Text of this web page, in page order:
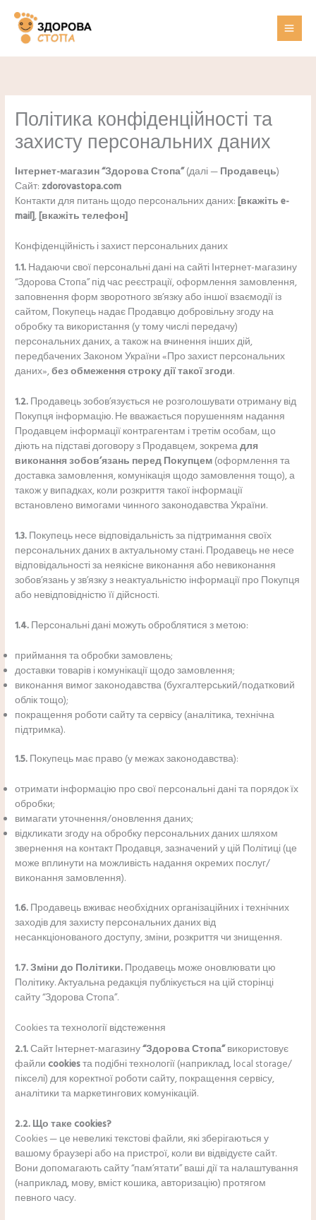
вмісту
Політика конфіденційності та
захисту персональних даних
Інтернет-магазин “Здорова Стопа”(далі —Продавець)
Сайт: zdorovastopa.com
Контакти для питань щодо персональних даних: [вкажіть e-
mail],[вкажіть телефон]
Конфіденційність і захист персональних даних
1.1.Надаючи свої персональні дані на сайті Інтернет-магазину
“Здорова Стопа” під час реєстрації, оформлення замовлення,
заповнення форм зворотного зв’язку або іншої взаємодії із
сайтом, Покупець надає Продавцю добровільну згоду на
обробку та використання (у тому числі передачу)
персональних даних, а також на вчинення інших дій,
передбачених Законом України «Про захист персональних
даних»,без обмеження строку дії такої згоди.
1.2.Продавець зобов’язується не розголошувати отриману від
Покупця інформацію. Не вважається порушенням надання
Продавцем інформації контрагентам і третім особам, що
діють на підставі договору з Продавцем, зокремадля
виконання зобов’язань перед Покупцем(оформлення та
доставка замовлення, комунікація щодо замовлення тощо), а
також у випадках, коли розкриття такої інформації
встановлено вимогами чинного законодавства України.
1.3.Покупець несе відповідальність за підтримання своїх
персональних даних в актуальному стані. Продавець не несе
відповідальності за неякісне виконання або невиконання
зобов’язань у зв’язку з неактуальністю інформації про Покупця
або невідповідністю її дійсності.
1.4.Персональні дані можуть оброблятися з метою:
приймання та обробки замовлень;
доставки товарів і комунікації щодо замовлення;
виконання вимог законодавства (бухгалтерський/податковий
облік тощо);
покращення роботи сайту та сервісу (аналітика, технічна
підтримка).
1.5.Покупець має право (у межах законодавства):
отримати інформацію про свої персональні дані та порядок їх
обробки;
вимагати уточнення/оновлення даних;
відкликати згоду на обробку персональних даних шляхом
звернення на контакт Продавця, зазначений у цій Політиці (це
може вплинути на можливість надання окремих послуг/
виконання замовлення).
1.6.Продавець вживає необхідних організаційних і технічних
заходів для захисту персональних даних від
несанкціонованого доступу, зміни, розкриття чи знищення.
1.7. Зміни до Політики.Продавець може оновлювати цю
Політику. Актуальна редакція публікується на цій сторінці
сайту “Здорова Стопа”.
Cookies та технології відстеження
2.1.Сайт Інтернет-магазину“Здорова Стопа”використовує
файлиcookiesта подібні технології (наприклад, local storage/
пікселі) для коректної роботи сайту, покращення сервісу,
аналітики та маркетингових комунікацій.
2.2. Що таке cookies?
Cookies — це невеликі текстові файли, які зберігаються у
вашому браузері або на пристрої, коли ви відвідуєте сайт.
Вони допомагають сайту “пам’ятати” ваші дії та налаштування
(наприклад, мову, вміст кошика, авторизацію) протягом
певного часу.